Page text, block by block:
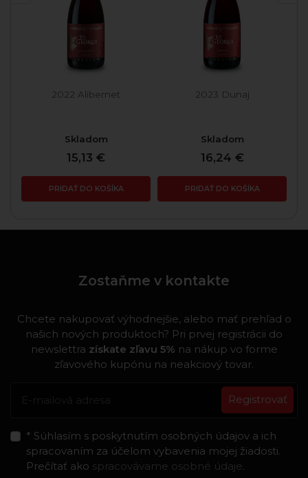
2022 Alibernet
Skladom
15,13 €
PRIDAŤ DO KOŠÍKA
2023 Dunaj
Skladom
16,24 €
PRIDAŤ DO KOŠÍKA
Zostaňme v kontakte
Chcete nakupovať výhodnejšie, alebo mať prehľad o
našich nových produktoch? Pri prvej registrácii do
newslettra získate zľavu 5% na nákup vo forme
zľavového kupónu na neakciový tovar.
Registrovať
* Súhlasím s poskytnutím osobných údajov a ich
spracovaním za účelom vybavenia mojej žiadosti.
Prečítať ako spracovávame osobné údaje.